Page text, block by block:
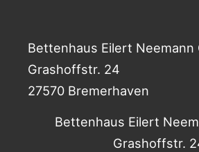
Bettenhaus Eilert Neemann
Grashoffstr. 24
27570 Bremerhaven
Bettenhaus Eilert
Grashoffstr.